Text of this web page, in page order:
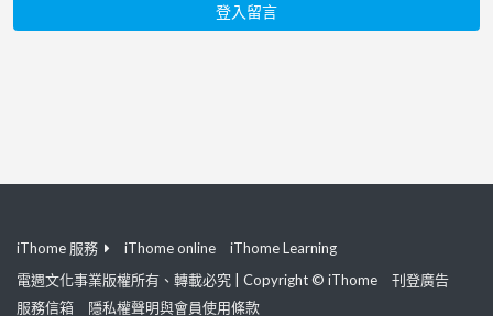
登入留言
iThome 服務 iThome online
iThome Learning
電週文化事業版權所有、轉載必究 | Copyright © iThome
刊登廣告
服務信箱
隱私權聲明與會員使用條款